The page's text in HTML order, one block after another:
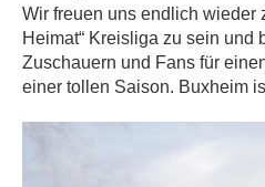
Wir freuen uns endlich wieder
Heimat“ Kreisliga zu sein und
Zuschauern und Fans für
einer tollen Saison. Buxheim